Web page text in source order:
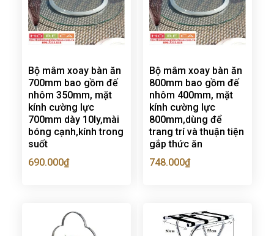
Bộ mâm xoay bàn ăn
700mm bao gồm đế
nhôm 350mm, mặt
kính cường lực
700mm dày 10ly,mài
bóng cạnh,kính trong
suốt
690.000₫
Bộ mâm xoay bàn ăn
800mm bao gồm đế
nhôm 400mm, mặt
kính cường lực
800mm,dùng để
trang trí và thuận tiện
gắp thức ăn
748.000₫